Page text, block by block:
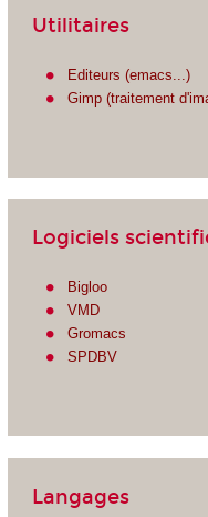
Utilitaires
Editeurs (emacs...)
Gimp (traitement
Logiciels
Bigloo
VMD
Gromacs
SPDBV
Langages